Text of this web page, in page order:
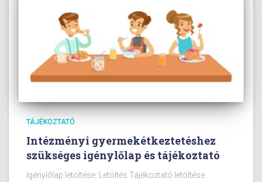
TÁJÉKOZTATÓ
Intézményi gyermekétkeztetéshez
szükséges igénylőlap és tájékoztató
Igénylőlap letöltése: Letöltés Tájékoztató letöltése: